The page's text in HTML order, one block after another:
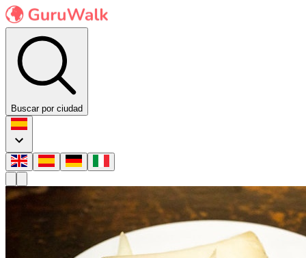
Buscar por ciudad